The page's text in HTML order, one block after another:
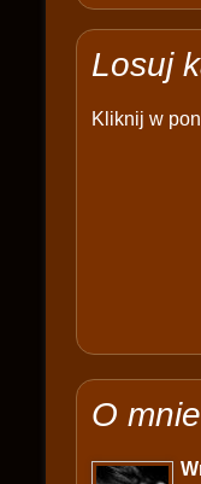
Losuj
Kliknij w
O mnie